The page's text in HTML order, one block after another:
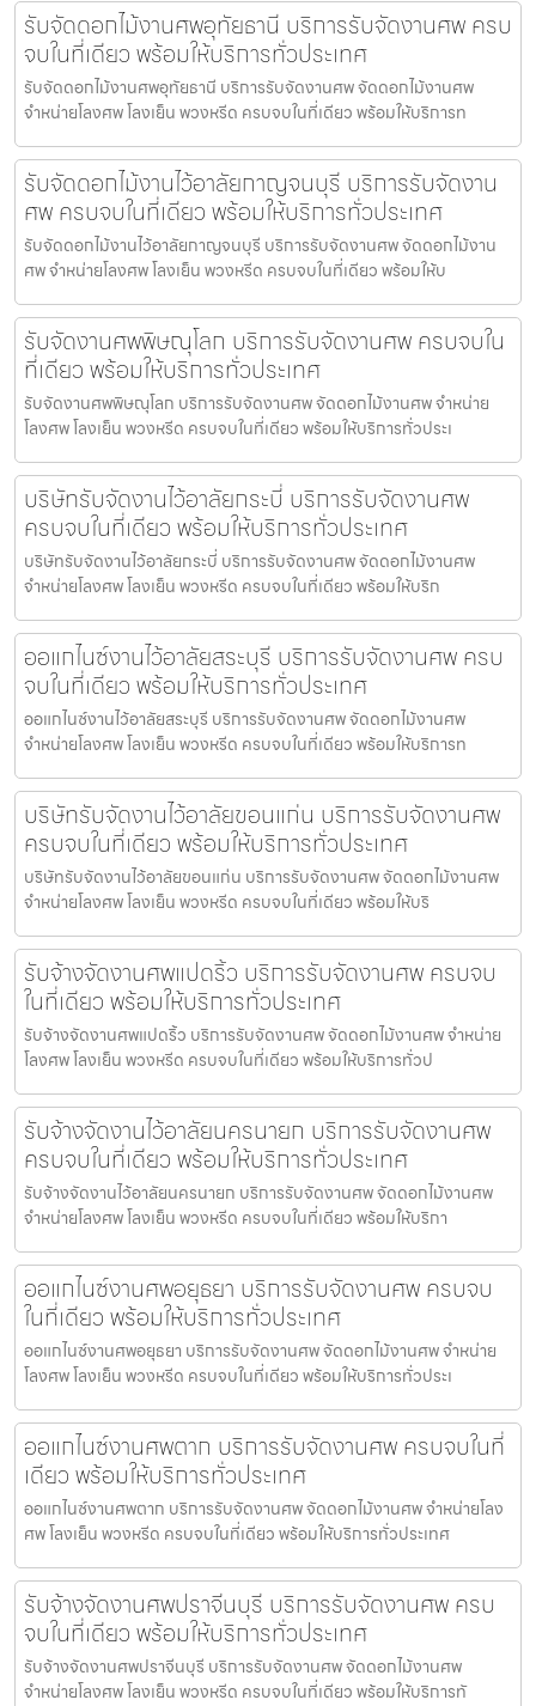
รับจัดดอกไม้งานศพอุทัยธานี บริการรับจัดงานศพ ครบ
จบในที่เดียว พร้อมให้บริการทั่วประเทศ
รับจัดดอกไม้งานศพอุทัยธานี บริการรับจัดงานศพ จัดดอกไม้งานศพ
จำหน่ายโลงศพ โลงเย็น พวงหรีด ครบจบในที่เดียว พร้อมให้บริการท
รับจัดดอกไม้งานไว้อาลัยกาญจนบุรี บริการรับจัดงาน
ศพ ครบจบในที่เดียว พร้อมให้บริการทั่วประเทศ
รับจัดดอกไม้งานไว้อาลัยกาญจนบุรี บริการรับจัดงานศพ จัดดอกไม้งาน
ศพ จำหน่ายโลงศพ โลงเย็น พวงหรีด ครบจบในที่เดียว พร้อมให้บ
รับจัดงานศพพิษณุโลก บริการรับจัดงานศพ ครบจบใน
ที่เดียว พร้อมให้บริการทั่วประเทศ
รับจัดงานศพพิษณุโลก บริการรับจัดงานศพ จัดดอกไม้งานศพ จำหน่าย
โลงศพ โลงเย็น พวงหรีด ครบจบในที่เดียว พร้อมให้บริการทั่วประเ
บริษัทรับจัดงานไว้อาลัยกระบี่ บริการรับจัดงานศพ
ครบจบในที่เดียว พร้อมให้บริการทั่วประเทศ
บริษัทรับจัดงานไว้อาลัยกระบี่ บริการรับจัดงานศพ จัดดอกไม้งานศพ
จำหน่ายโลงศพ โลงเย็น พวงหรีด ครบจบในที่เดียว พร้อมให้บริก
ออแกไนซ์งานไว้อาลัยสระบุรี บริการรับจัดงานศพ ครบ
จบในที่เดียว พร้อมให้บริการทั่วประเทศ
ออแกไนซ์งานไว้อาลัยสระบุรี บริการรับจัดงานศพ จัดดอกไม้งานศพ
จำหน่ายโลงศพ โลงเย็น พวงหรีด ครบจบในที่เดียว พร้อมให้บริการท
บริษัทรับจัดงานไว้อาลัยขอนแก่น บริการรับจัดงานศพ
ครบจบในที่เดียว พร้อมให้บริการทั่วประเทศ
บริษัทรับจัดงานไว้อาลัยขอนแก่น บริการรับจัดงานศพ จัดดอกไม้งานศพ
จำหน่ายโลงศพ โลงเย็น พวงหรีด ครบจบในที่เดียว พร้อมให้บริ
รับจ้างจัดงานศพแปดริ้ว บริการรับจัดงานศพ ครบจบ
ในที่เดียว พร้อมให้บริการทั่วประเทศ
รับจ้างจัดงานศพแปดริ้ว บริการรับจัดงานศพ จัดดอกไม้งานศพ จำหน่าย
โลงศพ โลงเย็น พวงหรีด ครบจบในที่เดียว พร้อมให้บริการทั่วป
รับจ้างจัดงานไว้อาลัยนครนายก บริการรับจัดงานศพ
ครบจบในที่เดียว พร้อมให้บริการทั่วประเทศ
รับจ้างจัดงานไว้อาลัยนครนายก บริการรับจัดงานศพ จัดดอกไม้งานศพ
จำหน่ายโลงศพ โลงเย็น พวงหรีด ครบจบในที่เดียว พร้อมให้บริกา
ออแกไนซ์งานศพอยุธยา บริการรับจัดงานศพ ครบจบ
ในที่เดียว พร้อมให้บริการทั่วประเทศ
ออแกไนซ์งานศพอยุธยา บริการรับจัดงานศพ จัดดอกไม้งานศพ จำหน่าย
โลงศพ โลงเย็น พวงหรีด ครบจบในที่เดียว พร้อมให้บริการทั่วประเ
ออแกไนซ์งานศพตาก บริการรับจัดงานศพ ครบจบในที่
เดียว พร้อมให้บริการทั่วประเทศ
ออแกไนซ์งานศพตาก บริการรับจัดงานศพ จัดดอกไม้งานศพ จำหน่ายโลง
ศพ โลงเย็น พวงหรีด ครบจบในที่เดียว พร้อมให้บริการทั่วประเทศ
รับจ้างจัดงานศพปราจีนบุรี บริการรับจัดงานศพ ครบ
จบในที่เดียว พร้อมให้บริการทั่วประเทศ
รับจ้างจัดงานศพปราจีนบุรี บริการรับจัดงานศพ จัดดอกไม้งานศพ
จำหน่ายโลงศพ โลงเย็น พวงหรีด ครบจบในที่เดียว พร้อมให้บริการทั